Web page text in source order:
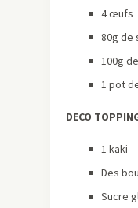
4 œufs
80g de
100g
1 pot
DECO
1 kaki
Des
Sucre